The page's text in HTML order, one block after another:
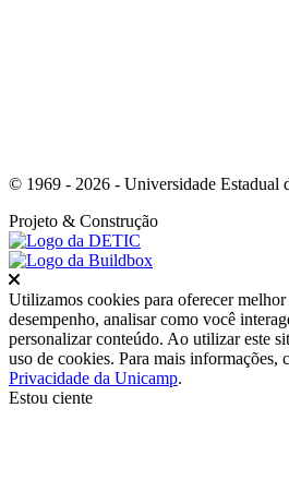
© 1969 - 2026 - Universidade Estadual
Projeto & Construção
Fechar
Utilizamos cookies para oferecer
desempenho, analisar como você
personalizar conteúdo. Ao utilizar este
uso de cookies. Para mais informações,
Privacidade da Unicamp.
Estou ciente